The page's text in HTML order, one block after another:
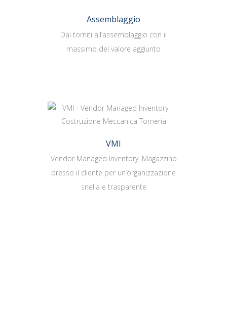
Assemblaggio
Dai torniti all’assemblaggio con il
massimo del valore aggiunto
VMI
Vendor Managed Inventory. Magazzino
presso il cliente per un’organizzazione
snella e trasparente